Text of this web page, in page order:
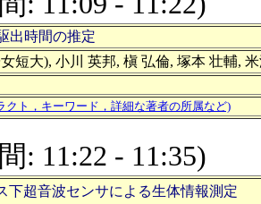
出時間の推定
短大), 小川 英邦, 槇 弘倫, 塚本 壮輔,
ト，キーワード，詳細な著者の所属など)
: 11:22 - 11:35)
下超音波センサによる生体情報測定